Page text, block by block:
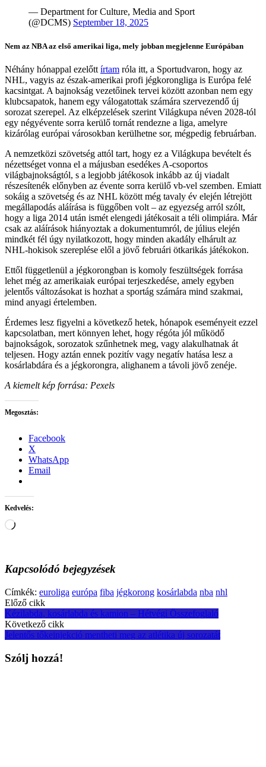
— Department for Culture, Media and Sport
(@DCMS) September 18, 2025
Nem az NBA az első amerikai liga, mely jobban megjelenne Európában
Néhány hónappal ezelőtt írtam róla itt, a Sportudvaron, hogy az
NHL, vagyis az észak-amerikai profi jégkorongliga is Európa felé
kacsintgat. A bajnokság vezetőinek tervei között azonban nem egy
klubcsapatok, hanem egy válogatottak számára szervezendő új
sorozat szerepel. Az elképzelések szerint Világkupa néven 2028-tól
egy négyévente sorra kerülő tornát rendezne a liga, amelyre
kizárólag európai városokban kerülhetne sor, mégpedig februárban.
A nemzetközi szövetség attól tart, hogy ez a Világkupa bevételt és
nézettséget vonna el a májusban esedékes A-csoportos
világbajnokságtól, s a legjobb játékosok inkább az új viadalt
részesítenék előnyben az évente sorra kerülő vb-vel szemben. Emiatt
sokáig a szövetség és az NHL között még tavaly év elején létrejött
megállapodás aláírása is függőben volt – az egyezség arról szólt,
hogy a liga 2014 után ismét elengedi játékosait a téli olimpiára. Már
csak az aláírások hiányoztak a dokumentumról, de július elején
mindkét fél úgy nyilatkozott, hogy minden akadály elhárult az
NHL-hokisok szereplése elől a jövő februári ötkarikás játékokon.
Ettől függetlenül a jégkorongban is komoly feszültségek forrása
lehet még az amerikaiak európai terjeszkedése, amely egyben
jelentős változásokat is hozhat a sportág számára mind szakmai,
mind anyagi értelemben.
Érdemes lesz figyelni a következő hetek, hónapok eseményeit ezzel
kapcsolatban, mert könnyen lehet, hogy régóta jól működő
bajnokságok, sorozatok szűnhetnek meg, vagy alakulhatnak át
teljesen. Hogy aztán ennek pozitív vagy negatív hatása lesz a
kosárlabdára és a jégkorongra, alighanem a távoli jövő zenéje.
A kiemelt kép forrása: Pexels
Megosztás:
Facebook
X
WhatsApp
Email
Kedvelés:
Loading…
Kapcsolódó bejegyzések
Címkék: euroliga európa fiba jégkorong kosárlabda nba nhl
Post
navigation
Előző cikk
Kézilabda, kosárlabda és kamion – Hétvégi Összefoglaló
Következő cikk
Jelentős tőkeinjekció mentheti meg az atlétika új sorozatát
Szólj hozzá!